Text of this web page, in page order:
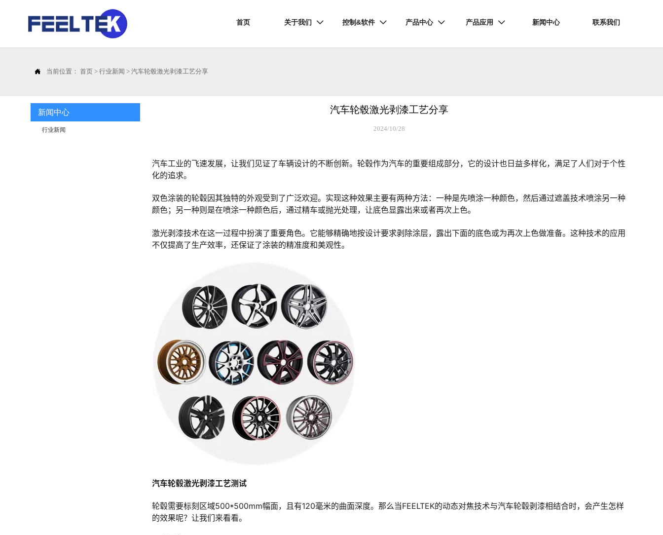
首页 关于我们  控制&软件  产品中心  产品应用  新闻中心 联系我们
 当前位置：首页 >行业新闻 >汽车轮毂激光剥漆工艺分享
新闻中心
行业新闻
汽车轮毂激光剥漆工艺分享
2024/10/28
汽车工业的飞速发展，让我们见证了车辆设计的不断创新。轮毂作为汽车的重要组成部分，它的设计也日益多样化，满足了人们对于个性
化的追求。
双色涂装的轮毂因其独特的外观受到了广泛欢迎。实现这种效果主要有两种方法：一种是先喷涂一种颜色，然后通过遮盖技术喷涂另一种
颜色；另一种则是在喷涂一种颜色后，通过精车或抛光处理，让底色显露出来或者再次上色。
激光剥漆技术在这一过程中扮演了重要角色。它能够精确地按设计要求剥除涂层，露出下面的底色或为再次上色做准备。这种技术的应用
不仅提高了生产效率，还保证了涂装的精准度和美观性。
汽车轮毂激光剥漆工艺测试
轮毂需要标刻区域500*500mm幅面，且有120毫米的曲面深度。那么当FEELTEK的动态对焦技术与汽车轮毂剥漆相结合时，会产生怎样
的效果呢？让我们来看看。